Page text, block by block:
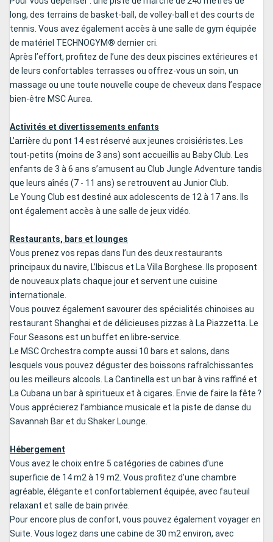
long, des terrains de basket-ball, de volley-ball et des courts de
tennis. Vous avez également accès à une salle de gym équipée
de matériel TECHNOGYM® dernier cri.
Après l’effort, profitez de l’une des deux piscines extérieures et
de leurs confortables terrasses ou offrez-vous un soin, un
massage ou une toute nouvelle coupe de cheveux dans l’espace
bien-être MSC Aurea.
Activités et divertissements enfants
L’arrière du pont 14 est réservé aux jeunes croisiéristes. Les
tout-petits (moins de 3 ans) sont accueillis au Baby Club. Les
enfants de 3 à 6 ans s’amusent au Club Jungle Adventure tandis
que leurs aînés (7 - 11 ans) se retrouvent au Junior Club.
Le Young Club est destiné aux adolescents de 12 à 17 ans. Ils
ont également accès à une salle de jeux vidéo.
Restaurants, bars et lounges
Vous prenez vos repas dans l’un des deux restaurants
principaux du navire, L’Ibiscus et La Villa Borghese. Ils proposent
de nouveaux plats chaque jour et servent une cuisine
internationale.
Vous pouvez également savourer des spécialités chinoises au
restaurant Shanghai et de délicieuses pizzas à La Piazzetta. Le
Four Seasons est un buffet en libre-service.
Le MSC Orchestra compte aussi 10 bars et salons, dans
lesquels vous pouvez déguster des boissons rafraîchissantes
ou les meilleurs alcools. La Cantinella est un bar à vins raffiné et
La Cubana un bar à spiritueux et à cigares. Envie de faire la fête ?
Vous apprécierez l’ambiance musicale et la piste de danse du
Savannah Bar et du Shaker Lounge.
Hébergement
Vous avez le choix entre 5 catégories de cabines d’une
superficie de 14 m2 à 19 m2. Vous profitez d’une chambre
agréable, élégante et confortablement équipée, avec fauteuil
relaxant et salle de bain privée.
Pour encore plus de confort, vous pouvez également voyager en
Suite. Vous logez dans une cabine de 30 m2 environ, avec